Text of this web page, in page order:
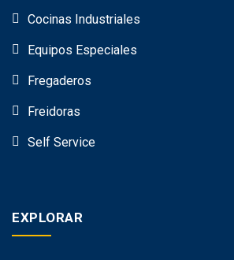
Cocinas Industriales
Equipos Especiales
Fregaderos
Freidoras
Self Service
EXPLORAR